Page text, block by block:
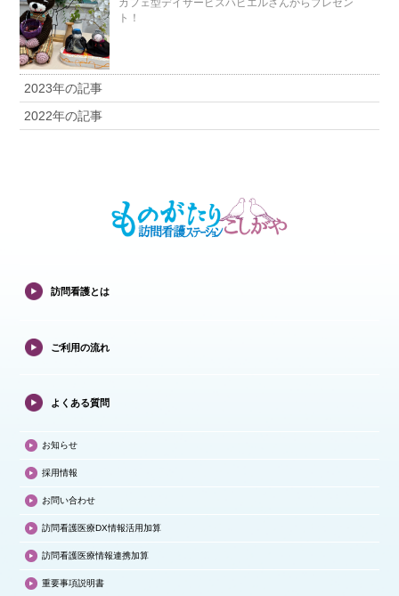
カフェ型デイサービスハピエルさんからプレゼン
ト！
2023年の記事
2022年の記事
訪問看護とは
ご利用の流れ
よくある質問
お知らせ
採用情報
お問い合わせ
訪問看護医療DX情報活用加算
訪問看護医療情報連携加算
重要事項説明書